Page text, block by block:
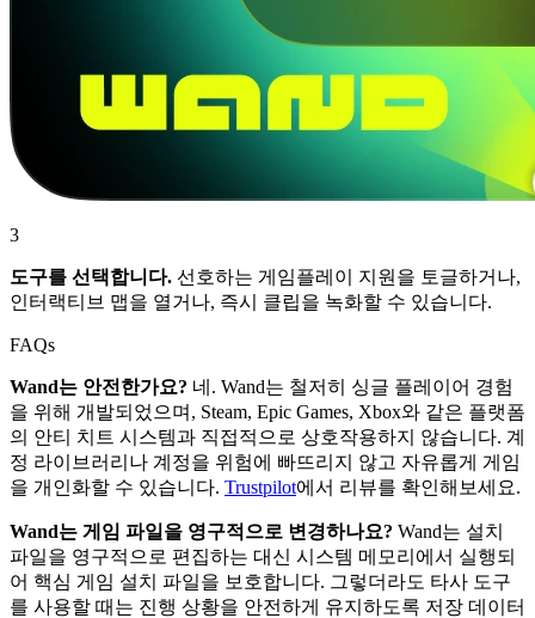
3
도구를 선택합니다. 선호하는 게임플레이 지원을 토글하거나,
인터랙티브 맵을 열거나, 즉시 클립을 녹화할 수 있습니다.
FAQs
Wand는 안전한가요? 네. Wand는 철저히 싱글 플레이어 경험
을 위해 개발되었으며, Steam, Epic Games, Xbox와 같은 플랫폼
의 안티 치트 시스템과 직접적으로 상호작용하지 않습니다. 계
정 라이브러리나 계정을 위험에 빠뜨리지 않고 자유롭게 게임
을 개인화할 수 있습니다. Trustpilot에서 리뷰를 확인해보세요.
Wand는 게임 파일을 영구적으로 변경하나요? Wand는 설치
파일을 영구적으로 편집하는 대신 시스템 메모리에서 실행되
어 핵심 게임 설치 파일을 보호합니다. 그렇더라도 타사 도구
를 사용할 때는 진행 상황을 안전하게 유지하도록 저장 데이터